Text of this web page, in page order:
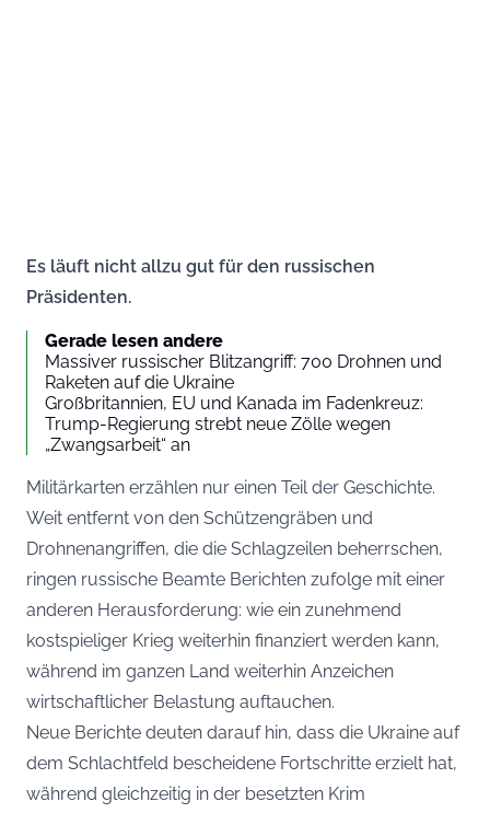
Es läuft nicht allzu gut für den russischen
Präsidenten.
Gerade lesen andere
Massiver russischer Blitzangriff: 700 Drohnen und
Raketen auf die Ukraine
Großbritannien, EU und Kanada im Fadenkreuz:
Trump-Regierung strebt neue Zölle wegen
„Zwangsarbeit“ an
Militärkarten erzählen nur einen Teil der Geschichte.
Weit entfernt von den Schützengräben und
Drohnenangriffen, die die Schlagzeilen beherrschen,
ringen russische Beamte Berichten zufolge mit einer
anderen Herausforderung: wie ein zunehmend
kostspieliger Krieg weiterhin finanziert werden kann,
während im ganzen Land weiterhin Anzeichen
wirtschaftlicher Belastung auftauchen.
Neue Berichte deuten darauf hin, dass die Ukraine auf
dem Schlachtfeld bescheidene Fortschritte erzielt hat,
während gleichzeitig in der besetzten Krim